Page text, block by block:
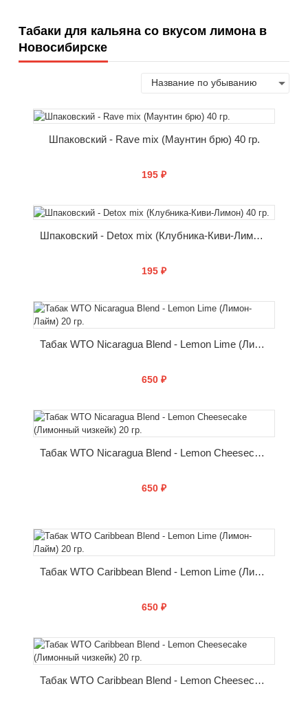
СООБЩИТЬ О ПОСТУПЛЕНИИ
Табаки для кальяна со вкусом лимона в
Новосибирске
Шпаковский - Rave mix (Маунтин брю) 40 гр.
195 ₽
КУПИТЬ
Шпаковский - Detox mix (Клубника-Киви-Лимон) 40 гр.
195 ₽
КУПИТЬ
Табак WTO Nicaragua Blend - Lemon Lime (Лимон-Лайм) 20 гр.
650 ₽
КУПИТЬ
Табак WTO Nicaragua Blend - Lemon Cheesecake (Лимонный чизкейк) 20 гр.
650 ₽
КУПИТЬ
Табак WTO Caribbean Blend - Lemon Lime (Лимон-Лайм) 20 гр.
650 ₽
КУПИТЬ
Табак WTO Caribbean Blend - Lemon Cheesecake (Лимонный чизкейк) 20 гр.